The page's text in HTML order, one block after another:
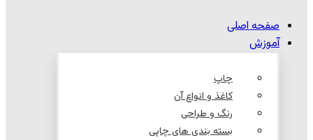
صفحه اصلی
آموزش
چاپ
کاغذ و انواع آن
رنگ و طراحی
بسته بندی های چاپی